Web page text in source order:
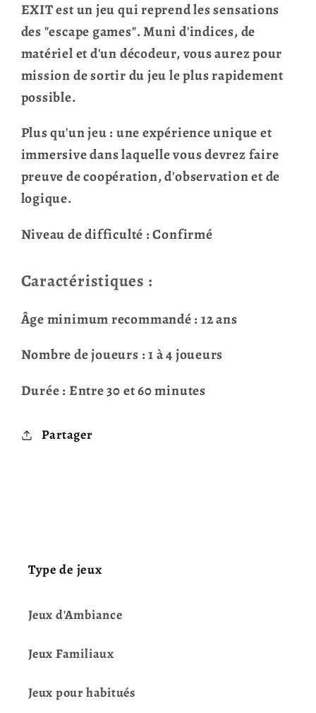
EXIT est un jeu qui reprend les sensations
des "escape games". Muni d'indices, de
matériel et d'un décodeur, vous aurez pour
mission de sortir du jeu le plus rapidement
possible.
Plus qu'un jeu : une expérience unique et
immersive dans laquelle vous devrez faire
preuve de coopération, d'observation et de
logique.
Niveau de difficulté : Confirmé
Caractéristiques :
Âge minimum recommandé : 12 ans
Nombre de joueurs : 1 à 4 joueurs
Durée : Entre 30 et 60 minutes
Partager
Type de jeux
Jeux d'Ambiance
Jeux Familiaux
Jeux pour habitués